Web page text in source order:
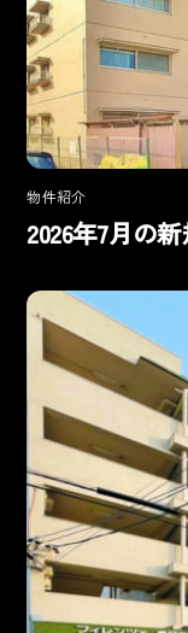
物件紹介
2026年7月の